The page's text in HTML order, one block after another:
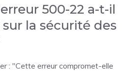
500-22 a-t-il
la sécurité des
: "Cette erreur compromet-elle